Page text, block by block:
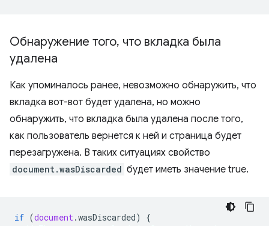
Обнаружение того, что вкладка была
удалена
Как упоминалось ранее, невозможно обнаружить, что
вкладка вот-вот будет удалена, но можно
обнаружить, что вкладка была удалена после того,
как пользователь вернется к ней и страница будет
перезагружена. В таких ситуациях свойство
document.wasDiscarded будет иметь значение true.
if (document.wasDiscarded)
{